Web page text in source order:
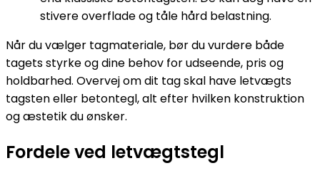
stivere overflade og tåle hård belastning.
Når du vælger tagmateriale, bør du vurdere både
tagets styrke og dine behov for udseende, pris og
holdbarhed. Overvej om dit tag skal have letvægts
tagsten eller betontegl, alt efter hvilken konstruktion
og æstetik du ønsker.
Fordele ved letvægtstegl